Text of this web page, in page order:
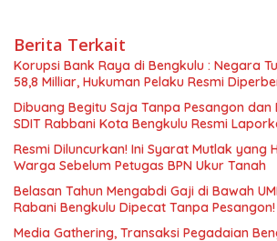
Berita Terkait
Korupsi Bank Raya di Bengkulu : Negara
58,8 Milliar, Hukuman Pelaku Resmi
Dibuang Begitu Saja Tanpa Pesangon dan
SDIT Rabbani Kota Bengkulu Resmi
Resmi Diluncurkan! Ini Syarat Mutlak yang
Warga Sebelum Petugas BPN Ukur Tanah
Belasan Tahun Mengabdi Gaji di Bawah
Rabani Bengkulu Dipecat Tanpa Pesangon!
Media Gathering, Transaksi Pegadaian